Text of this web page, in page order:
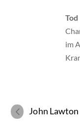
Tod
im
John Lawton